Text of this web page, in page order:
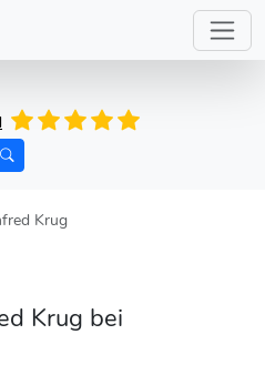
Krug
Krug bei